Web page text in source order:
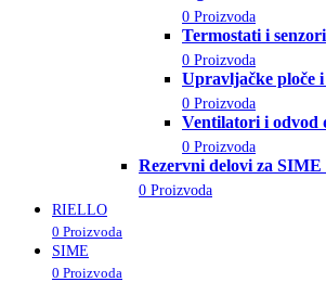
0 Proizvoda
Termostati i senzori
0 Proizvoda
Upravljačke ploče
0 Proizvoda
Ventilatori i odvod
0 Proizvoda
Rezervni delovi za
0 Proizvoda
RIELLO
0 Proizvoda
SIME
0 Proizvoda